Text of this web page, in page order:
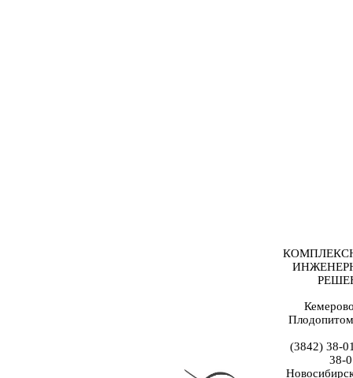
(3842) 38-
38-